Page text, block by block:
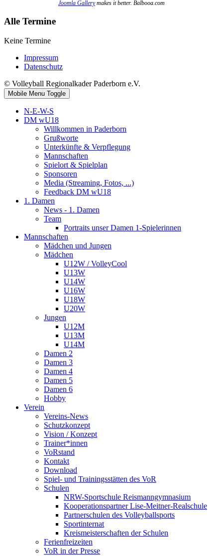
Joomla Gallerymakes it better. Balbooa.com
Alle Termine
Keine Termine
Impressum
Datenschutz
© Volleyball Regionalkader Paderborn e.V.
Mobile Menu Toggle
N-E-W-S
DM wU18
Willkommen in Paderborn
Grußworte
Unterkünfte & Verpflegung
Mannschaften
Spielort & Spielplan
Sponsoren
Media (Streaming, Fotos, ...)
Feedback DM wU18
1. Damen
News - 1. Damen
Team
Portraits unser Damen 1-Spielerinnen
Mannschaften
Mädchen und Jungen
Mädchen
U12W / VolleyCool
U13W
U14W
U16W
U18W
U20W
Jungen
U12M
U13M
U14M
Damen 2
Damen 3
Damen 4
Damen 5
Damen 6
Hobby
Verein
Vereins-News
Schutzkonzept
Vision / Konzept
Trainer*innen
VoRstand
Kontakt
Download
Spiel- und Trainingsstätten des VoR
Schulen
NRW-Sportschule Reismanngymnasium
Kooperationspartner Lise-Meitner-Realschule
Partnerschulen des Volleyballsports
Sportinternat
Kreismeisterschaften der Schulen
Ferienfreizeiten
VoR in der Presse